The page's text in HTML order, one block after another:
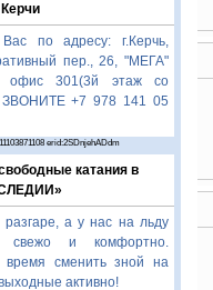
по адресу: г.Керчь,
пер., 26, "МЕГА"
офис 301(3й этаж со
ЗВОНИТЕ +7 978 141 05
erid:2SDnjehADdm
катания в
а у нас на льду
свежо и комфортно.
сменить зной на
активно!